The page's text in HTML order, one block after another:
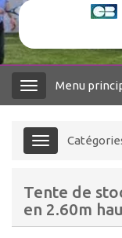
Menu Menu
Menu
Tente de
en 2.60m